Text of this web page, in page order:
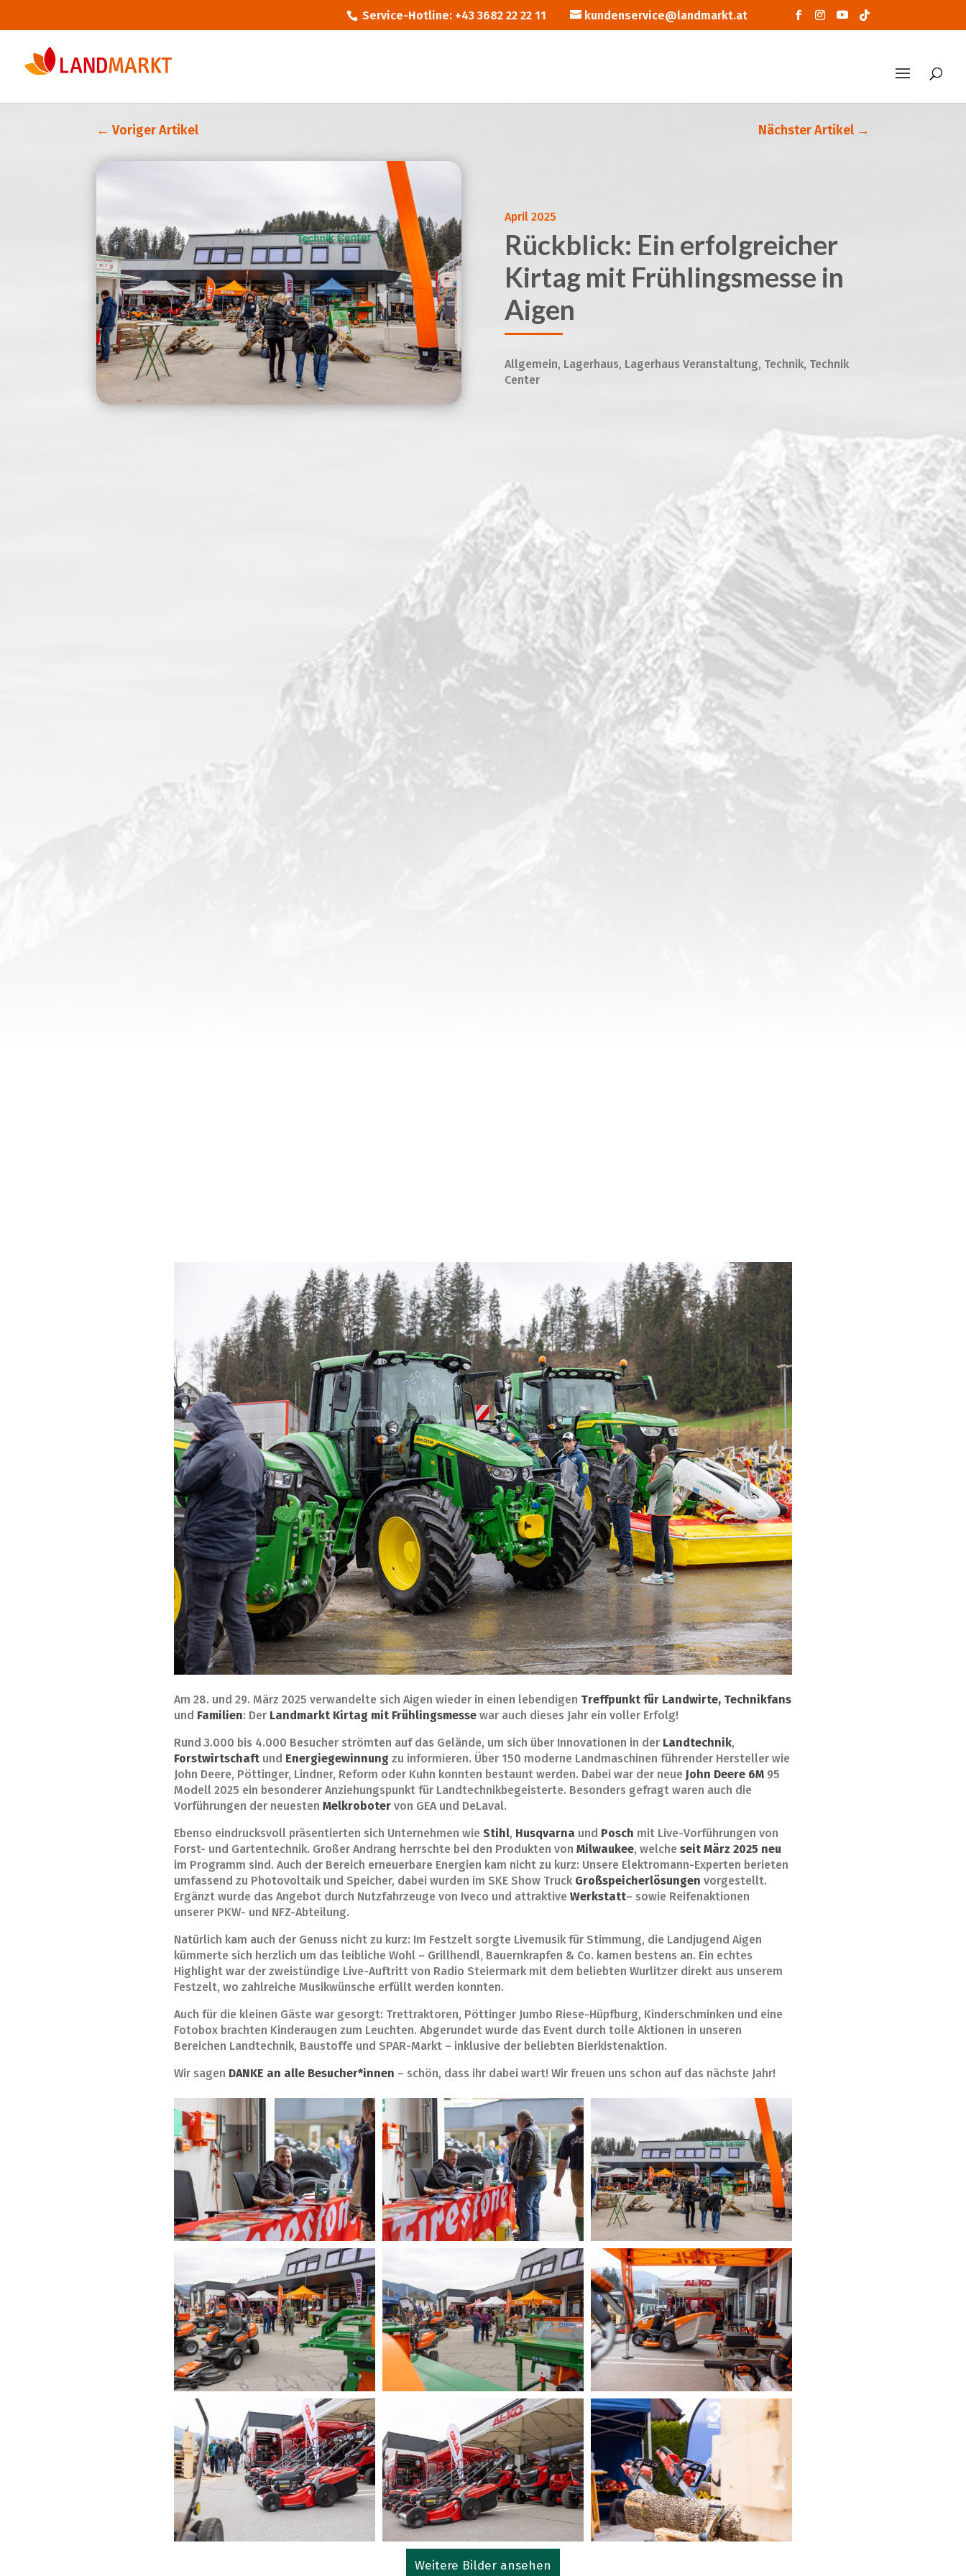
Service-Hotline: +43 3682 22 22 11 kundenservice@landmarkt.at
←Voriger Artikel Nächster Artikel→
April 2025
Rückblick: Ein erfolgreicher
Kirtag mit Frühlingsmesse in
Aigen
Allgemein, Lagerhaus, Lagerhaus Veranstaltung, Technik, Technik
Center
Am 28. und 29. März 2025 verwandelte sich Aigen wieder in einen lebendigen Treffpunkt für Landwirte, Technikfans
und Familien: Der Landmarkt Kirtag mit Frühlingsmessewar auch dieses Jahr ein voller Erfolg!
Rund 3.000 bis 4.000 Besucher strömten auf das Gelände, um sich über Innovationen in der Landtechnik,
Forstwirtschaftund Energiegewinnungzu informieren. Über 150 moderne Landmaschinen führender Hersteller wie
John Deere, Pöttinger, Lindner, Reform oder Kuhn konnten bestaunt werden. Dabei war der neue John Deere 6M95
Modell 2025 ein besonderer Anziehungspunkt für Landtechnikbegeisterte. Besonders gefragt waren auch die
Vorführungen der neuesten Melkrobotervon GEA und DeLaval.
Ebenso eindrucksvoll präsentierten sich Unternehmen wie Stihl, Husqvarna und Posch mit Live-Vorführungen von
Forst- und Gartentechnik. Großer Andrang herrschte bei den Produkten von Milwaukee, welche seit März 2025 neu
im Programm sind. Auch der Bereich erneuerbare Energien kam nicht zu kurz: Unsere Elektromann-Experten berieten
umfassend zu Photovoltaik und Speicher, dabei wurden im SKE Show Truck Großspeicherlösungen vorgestellt.
Ergänzt wurde das Angebot durch Nutzfahrzeuge von Iveco und attraktive Werkstatt– sowie Reifenaktionen
unserer PKW- und NFZ-Abteilung.
Natürlich kam auch der Genuss nicht zu kurz: Im Festzelt sorgte Livemusik für Stimmung, die Landjugend Aigen
kümmerte sich herzlich um das leibliche Wohl – Grillhendl, Bauernkrapfen & Co. kamen bestens an. Ein echtes
Highlight war der zweistündige Live-Auftritt von Radio Steiermark mit dem beliebten Wurlitzer direkt aus unserem
Festzelt, wo zahlreiche Musikwünsche erfüllt werden konnten.
Auch für die kleinen Gäste war gesorgt: Trettraktoren, Pöttinger Jumbo Riese-Hüpfburg, Kinderschminken und eine
Fotobox brachten Kinderaugen zum Leuchten. Abgerundet wurde das Event durch tolle Aktionen in unseren
Bereichen Landtechnik, Baustoffe und SPAR-Markt – inklusive der beliebten Bierkistenaktion.
Wir sagen DANKE an alle Besucher*innen – schön, dass ihr dabei wart! Wir freuen uns schon auf das nächste Jahr!
Weitere Bilder ansehen